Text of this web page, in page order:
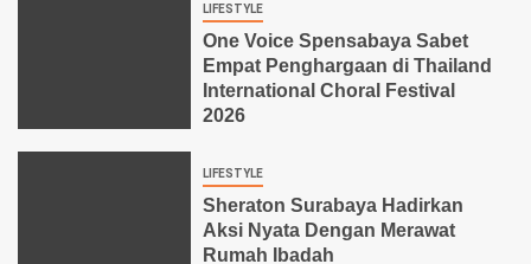
LIFESTYLE
One Voice Spensabaya Sabet
Empat Penghargaan di Thailand
International Choral Festival
2026
LIFESTYLE
Sheraton Surabaya Hadirkan
Aksi Nyata Dengan Merawat
Rumah Ibadah